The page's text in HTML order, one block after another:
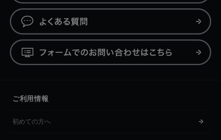
ご利用情報
初めての方へ